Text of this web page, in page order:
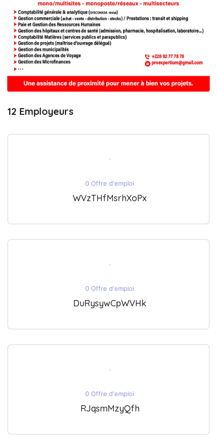
12 Employeurs
0 Offre d'emploi
WVzTHfMsrhXoPx
0 Offre d'emploi
DuRysywCpWVHk
0 Offre d'emploi
RJqsmMzyQfh